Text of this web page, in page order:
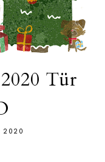
Tür
2020